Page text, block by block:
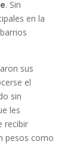
. Sin
en la
sus
el
sin
les
recibir
pesos como